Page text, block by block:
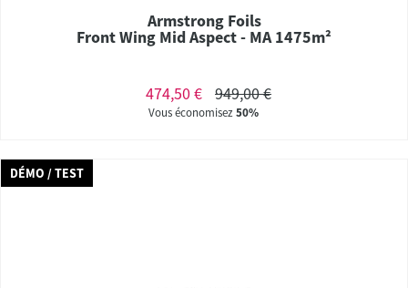
Armstrong Foils
Front Wing Mid Aspect - MA 1475m²
474,50 € 949,00 €
Vous économisez50%
DÉMO / TEST